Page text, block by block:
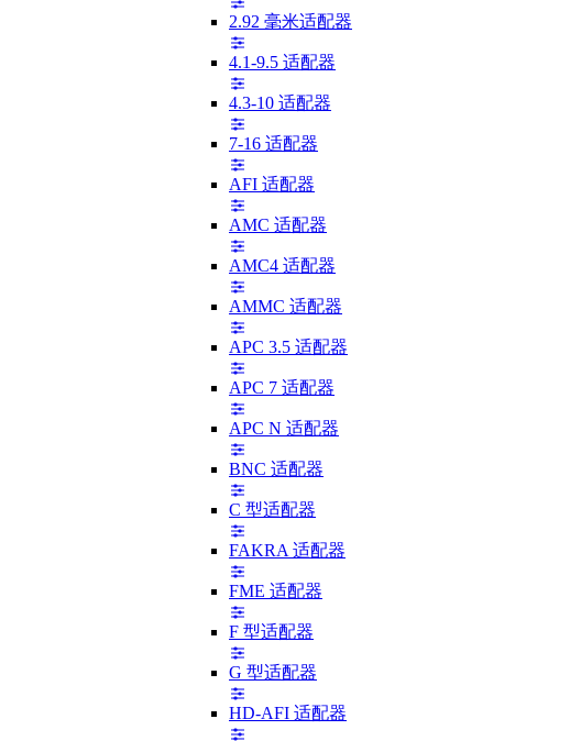
2.92 毫米适配器
4.1-9.5 适配器
4.3-10 适配器
7-16 适配器
AFI 适配器
AMC 适配器
AMC4 适配器
AMMC 适配器
APC 3.5 适配器
APC 7 适配器
APC N 适配器
BNC 适配器
C 型适配器
FAKRA 适配器
FME 适配器
F 型适配器
G 型适配器
HD-AFI 适配器